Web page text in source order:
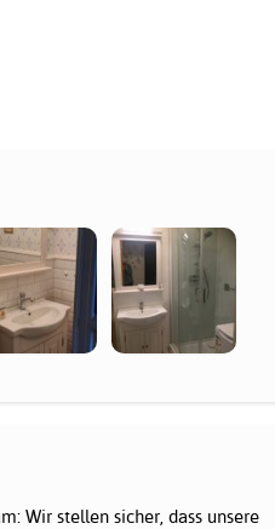
Wir stellen sicher, dass unsere